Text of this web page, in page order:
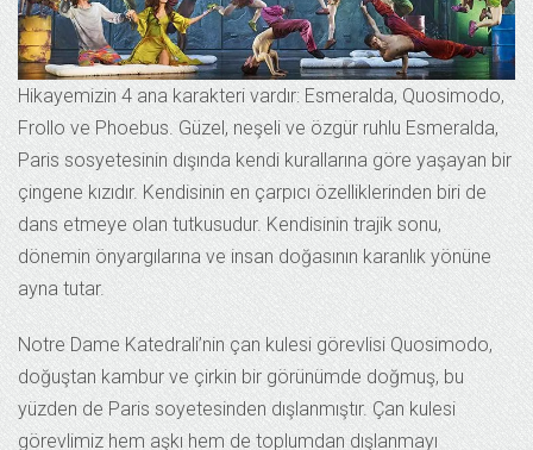
Hikayemizin 4 ana karakteri vardır: Esmeralda, Quosimodo,
Frollo ve Phoebus. Güzel, neşeli ve özgür ruhlu Esmeralda,
Paris sosyetesinin dışında kendi kurallarına göre yaşayan bir
çingene kızıdır. Kendisinin en çarpıcı özelliklerinden biri de
dans etmeye olan tutkusudur. Kendisinin trajik sonu,
dönemin önyargılarına ve insan doğasının karanlık yönüne
ayna tutar.
Notre Dame Katedrali’nin çan kulesi görevlisi Quosimodo,
doğuştan kambur ve çirkin bir görünümde doğmuş, bu
yüzden de Paris soyetesinden dışlanmıştır. Çan kulesi
görevlimiz hem aşkı hem de toplumdan dışlanmayı